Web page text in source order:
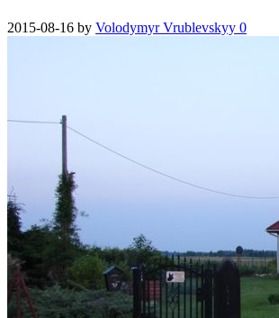
2015-08-16 by Volodymyr Vrublevskyy 0